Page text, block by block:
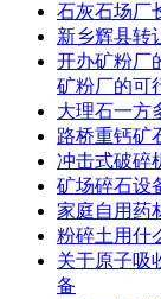
石灰石场厂
新乡辉县转
开办矿粉厂
矿粉厂的可
大理石一方
路桥重钙矿
冲击式破碎
矿场碎石设
家庭自用药
粉碎土用什
关于原子吸
备